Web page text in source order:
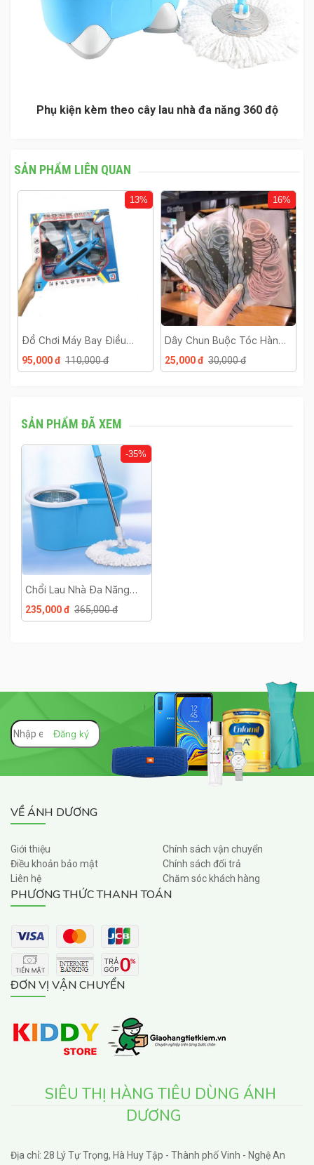
Phụ kiện kèm theo cây lau nhà đa năng 360 độ
SẢN PHẨM LIÊN QUAN
13%
Đồ Chơi Máy Bay Điều
Khiển A380
95,000 đ 110,000 đ
16%
Dây Chun Buộc Tóc Hàn
Quốc
25,000 đ 30,000 đ
SẢN PHẨM ĐÃ XEM
-35%
Chổi Lau Nhà Đa Năng
360 Độ
235,000 đ 365,000 đ
VỀ ÁNH DƯƠNG
Giới thiệu
Điều khoản bảo mật
Liên hệ
Chính sách vận chuyển
Chính sách đổi trả
Chăm sóc khách hàng
PHƯƠNG THỨC THANH TOÁN
ĐƠN VỊ VẬN CHUYỂN
SIÊU THỊ HÀNG TIÊU DÙNG ÁNH
DƯƠNG
Địa chỉ: 28 Lý Tự Trọng, Hà Huy Tập - Thành phố Vinh - Nghệ An